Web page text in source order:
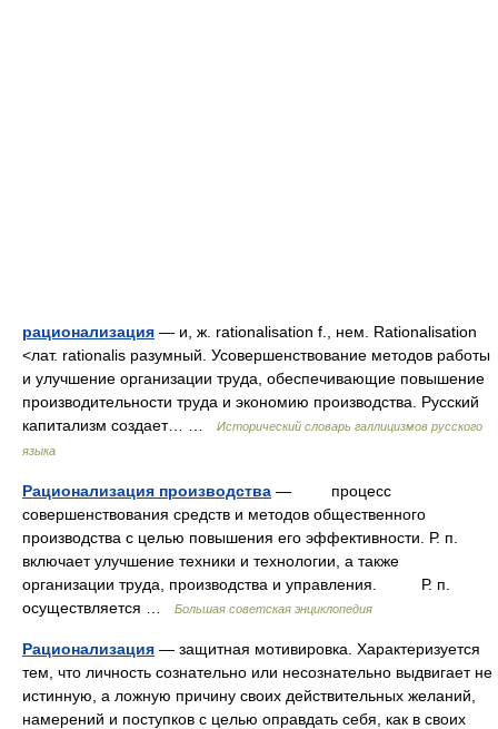
рационализация — и, ж. rationalisation f., нем. Rationalisation
<лат. rationalis разумный. Усовершенствование методов работы
и улучшение организации труда, обеспечивающие повышение
производительности труда и экономию производства. Русский
капитализм создает… …
Исторический словарь галлицизмов русского
языка
Рационализация производства — процесс
совершенствования средств и методов общественного
производства с целью повышения его эффективности. Р. п.
включает улучшение техники и технологии, а также
организации труда, производства и управления. Р. п.
осуществляется …
Большая советская энциклопедия
Рационализация — защитная мотивировка. Характеризуется
тем, что личность сознательно или несознательно выдвигает не
истинную, а ложную причину своих действительных желаний,
намерений и поступков с целью оправдать себя, как в своих